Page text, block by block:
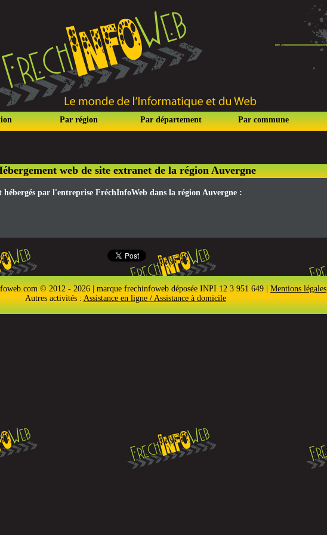
Par région Par département Par commune
web de site extranet de la région Auvergne
hébergés par l'entreprise FréchInfoWeb dans la région Auvergne :
© 2012 - 2026 | marque frechinfoweb déposée INPI 12 3 951 649 |Mentions légales
Autres activités : Assistance en ligne / Assistance à domicile